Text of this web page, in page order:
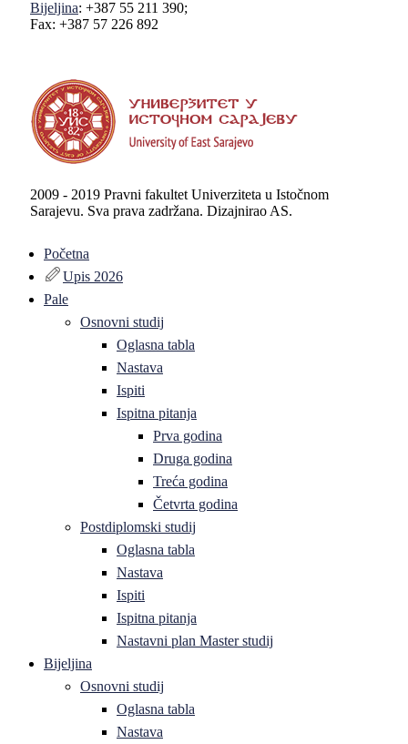
Bijeljina: +387 55 211 390;
Fax: +387 57 226 892
2009 - 2019 Pravni fakultet Univerziteta u Istočnom
Sarajevu. Sva prava zadržana. Dizajnirao AS.
Početna
Upis 2026
Pale
Osnovni studij
Oglasna tabla
Nastava
Ispiti
Ispitna pitanja
Prva godina
Druga godina
Treća godina
Četvrta godina
Postdiplomski studij
Oglasna tabla
Nastava
Ispiti
Ispitna pitanja
Nastavni plan Master studij
Bijeljina
Osnovni studij
Oglasna tabla
Nastava